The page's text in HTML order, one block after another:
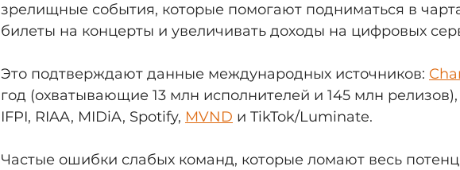
зрелищные события, которые помогают подниматься в
билеты на концерты и увеличивать доходы на цифровых
Это подтверждают данные международных источников:
год (охватывающие 13 млн исполнителей и 145 млн
IFPI, RIAA, MIDiA, Spotify, MVND и TikTok/Luminate.
Частые ошибки слабых команд, которые ломают весь